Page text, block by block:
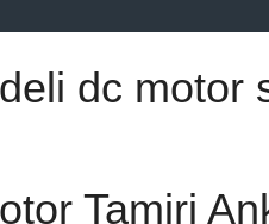
dc motor
Tamiri